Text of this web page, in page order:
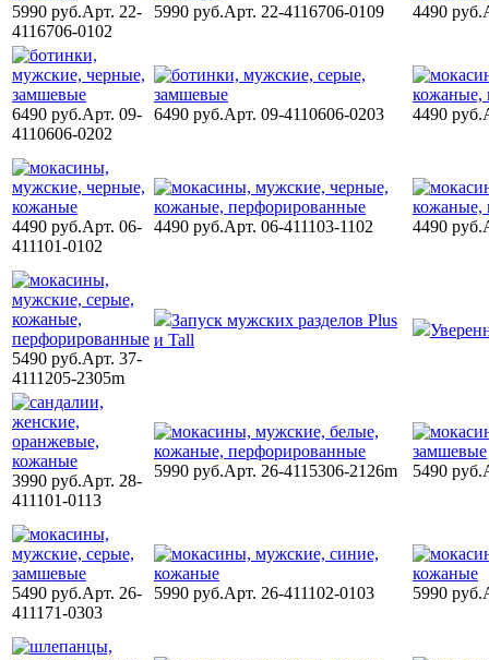
5990 руб.Арт. 22-
4116706-0102
5990 руб.Арт. 22-4116706-0109 4490 руб.
6490 руб.Арт. 09-
4110606-0202
6490 руб.Арт. 09-4110606-0203 4490 руб.
4490 руб.Арт. 06-
411101-0102
4490 руб.Арт. 06-411103-1102 4490 руб.
5490 руб.Арт. 37-
4111205-2305m
Запуск мужских разделов Plus
и Tall
3990 руб.Арт. 28-
411101-0113
5990 руб.Арт. 26-4115306-2126m 5490 руб.
5490 руб.Арт. 26-
411171-0303
5990 руб.Арт. 26-411102-0103 5990 руб.